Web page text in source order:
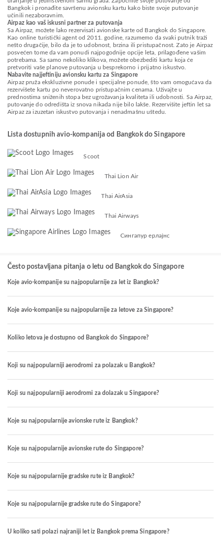
Bangkok i pronađite savršenu avionsku kartu kako biste svoje putovanje
učinili nezaboravnim.
Airpaz kao vaš iskusni partner za putovanja
Sa Airpaz, možete lako rezervisati avionske karte od Bangkok do Singapore.
Kao online turistički agent od 2011. godine, razumemo da svaki putnik traži
nešto drugačije, bilo da je to udobnost, brzina ili pristupačnost. Zato je Airpaz
posvećen tome da vam ponudi najpogodnije opcije leta, prilagođene vašim
potrebama. Sa samo nekoliko klikova, možete obezbediti kartu koja će
pretvoriti vaše planove putovanja u besprekorno i prijatno iskustvo.
Nabavite najjeftiniju avionsku kartu za Singapore
Airpaz pruža ekskluzivne ponude i specijalne ponude, što vam omogućava da
rezervišete kartu po neverovatno pristupačnim cenama. Uživajte u
prednostima sniženih stopa bez ugrožavanja kvaliteta ili udobnosti. Sa Airpaz,
putovanje do odredišta iz snova nikada nije bilo lakše. Rezervišite jeftin let sa
Airpaz za izuzetan iskustvo putovanja i nenadmašnu uštedu.
Lista dostupnih avio-kompanija od Bangkok do Singapore
Scoot
Thai Lion Air
Thai AirAsia
Thai Airways
Сингапур ерлајнс
Često postavljana pitanja o letu od Bangkok do Singapore
Koje avio-kompanije su najpopularnije za let iz Bangkok?
Koje avio-kompanije su najpopularnije za letove za Singapore?
Koliko letova je dostupno od Bangkok do Singapore?
Koji su najpopularniji aerodromi za polazak u Bangkok?
Koji su najpopularniji aerodromi za dolazak u Singapore?
Koje su najpopularnije avionske rute iz Bangkok?
Koje su najpopularnije avionske rute do Singapore?
Koje su najpopularnije gradske rute iz Bangkok?
Koje su najpopularnije gradske rute do Singapore?
U koliko sati polazi najraniji let iz Bangkok prema Singapore?